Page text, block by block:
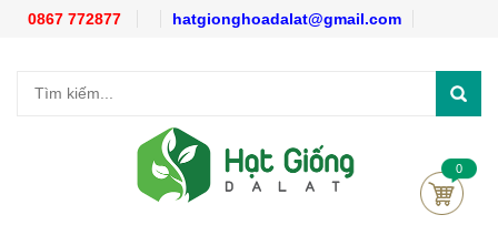
0867 772877 hatgionghoadalat@gmail.com
0